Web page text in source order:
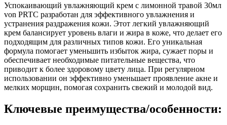
Успокаивающий увлажняющий крем с лимонной травой 30мл
von PRTC разработан для эффективного увлажнения и
устранения раздражения кожи. Этот легкий увлажняющий
крем балансирует уровень влаги и жира в коже, что делает его
подходящим для различных типов кожи. Его уникальная
формула помогает уменьшить избыток жира, сужает поры и
обеспечивает необходимые питательные вещества, что
приводит к более здоровому цвету лица. При регулярном
использовании он эффективно уменьшает проявление акне и
мелких морщин, помогая сохранить свежий и молодой вид.
Ключевые преимущества/особенности: